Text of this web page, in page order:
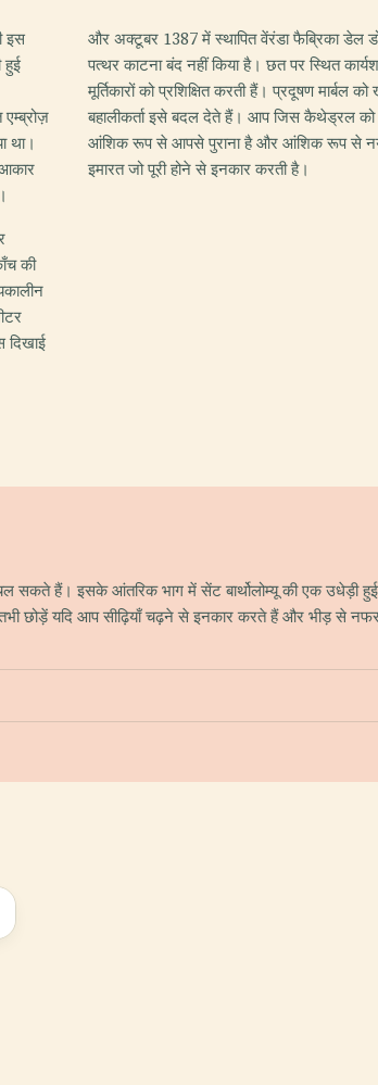
इस
था।
आकार
की
दिखाई
और अक्टूबर 1387 में स्थापित वेंरंडा फैब्रिका डेल
पत्थर काटना बंद नहीं किया है। छत पर स्थित
मूर्तिकारों को प्रशिक्षित करती हैं। प्रदूषण मार्बल को
बहालीकर्ता इसे बदल देते हैं। आप जिस कैथेड्रल
आंशिक रूप से आपसे पुराना है और आंशिक रूप से
इमारत जो पूरी होने से इनकार करती है।
हैं। इसके आंतरिक भाग में सेंट बार्थोलोम्यू की एक उधेड़ी हुई
तभी छोड़ें यदि आप सीढ़ियाँ चढ़ने से इनकार करते हैं और भीड़ से